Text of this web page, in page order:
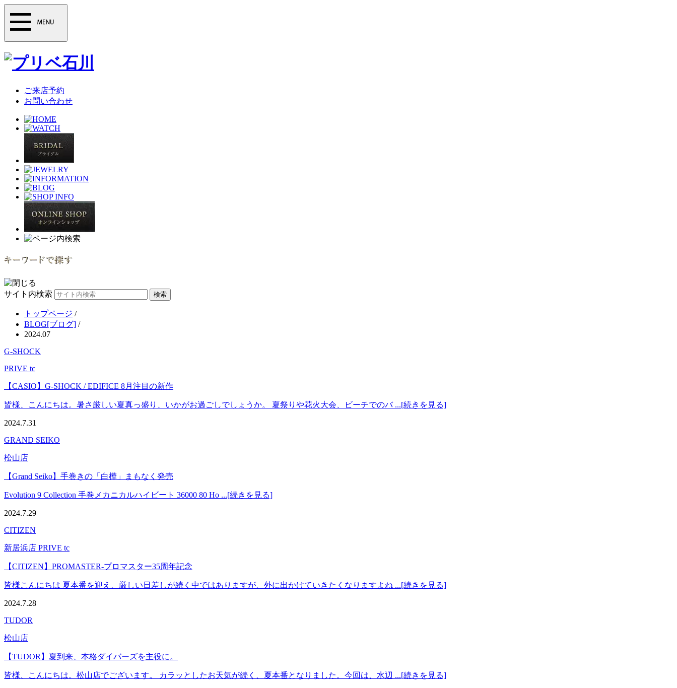
ご来店予約
お問い合わせ
サイト内検索
トップページ /
BLOG[ブログ] /
2024.07
G-SHOCK
PRIVE tc
【CASIO】G-SHOCK / EDIFICE 8月注目の新作
皆様、こんにちは。暑さ厳しい夏真っ盛り、いかがお過ごしでしょうか。 夏祭りや花火大会、ビーチでのバ ...[続きを見る]
2024.7.31
GRAND SEIKO
松山店
【Grand Seiko】手巻きの「白樺」まもなく発売
Evolution 9 Collection 手巻メカニカルハイビート 36000 80 Ho ...[続きを見る]
2024.7.29
CITIZEN
新居浜店 PRIVE tc
【CITIZEN】PROMASTER-プロマスター35周年記念
皆様こんにちは 夏本番を迎え、厳しい日差しが続く中ではありますが、外に出かけていきたくなりますよね ...[続きを見る]
2024.7.28
TUDOR
松山店
【TUDOR】夏到来、本格ダイバーズを主役に。
皆様、こんにちは。松山店でございます。 カラッとしたお天気が続く、夏本番となりました。今回は、水辺 ...[続きを見る]